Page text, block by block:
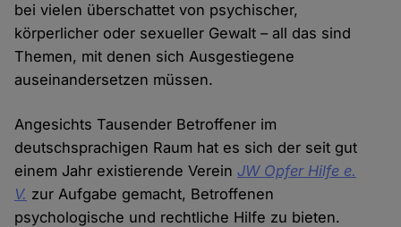
bei vielen überschattet von psychischer,
körperlicher oder sexueller Gewalt – all das sind
Themen, mit denen sich Ausgestiegene
auseinandersetzen müssen.
Angesichts Tausender Betroffener im
deutschsprachigen Raum hat es sich der seit gut
einem Jahr existierende VereinJW Opfer Hilfe e.
V. zur Aufgabe gemacht, Betroffenen
psychologische und rechtliche Hilfe zu bieten.